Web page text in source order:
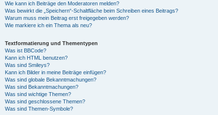
Wie kann ich Beiträge den Moderatoren melden?
Was bewirkt die „Speichern“-Schaltfläche beim Schreiben eines Beitrags?
Warum muss mein Beitrag erst freigegeben werden?
Wie markiere ich ein Thema als neu?
Textformatierung und Thementypen
Was ist BBCode?
Kann ich HTML benutzen?
Was sind Smileys?
Kann ich Bilder in meine Beiträge einfügen?
Was sind globale Bekanntmachungen?
Was sind Bekanntmachungen?
Was sind wichtige Themen?
Was sind geschlossene Themen?
Was sind Themen-Symbole?